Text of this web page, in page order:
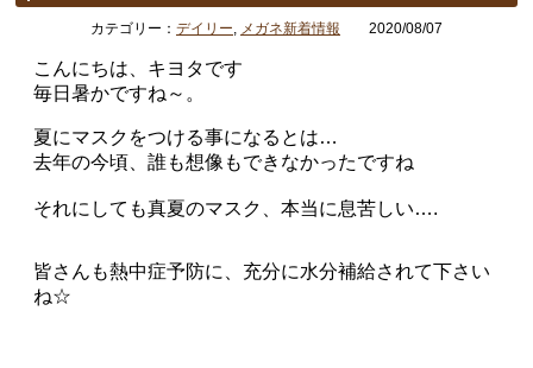
カテゴリー： デイリー, メガネ新着情報 2020/08/07
こんにちは、キヨタです
毎日暑かですね～。
夏にマスクをつける事になるとは…
去年の今頃、誰も想像もできなかったですね
それにしても真夏のマスク、本当に息苦しい….
皆さんも熱中症予防に、充分に水分補給されて下さい
ね☆